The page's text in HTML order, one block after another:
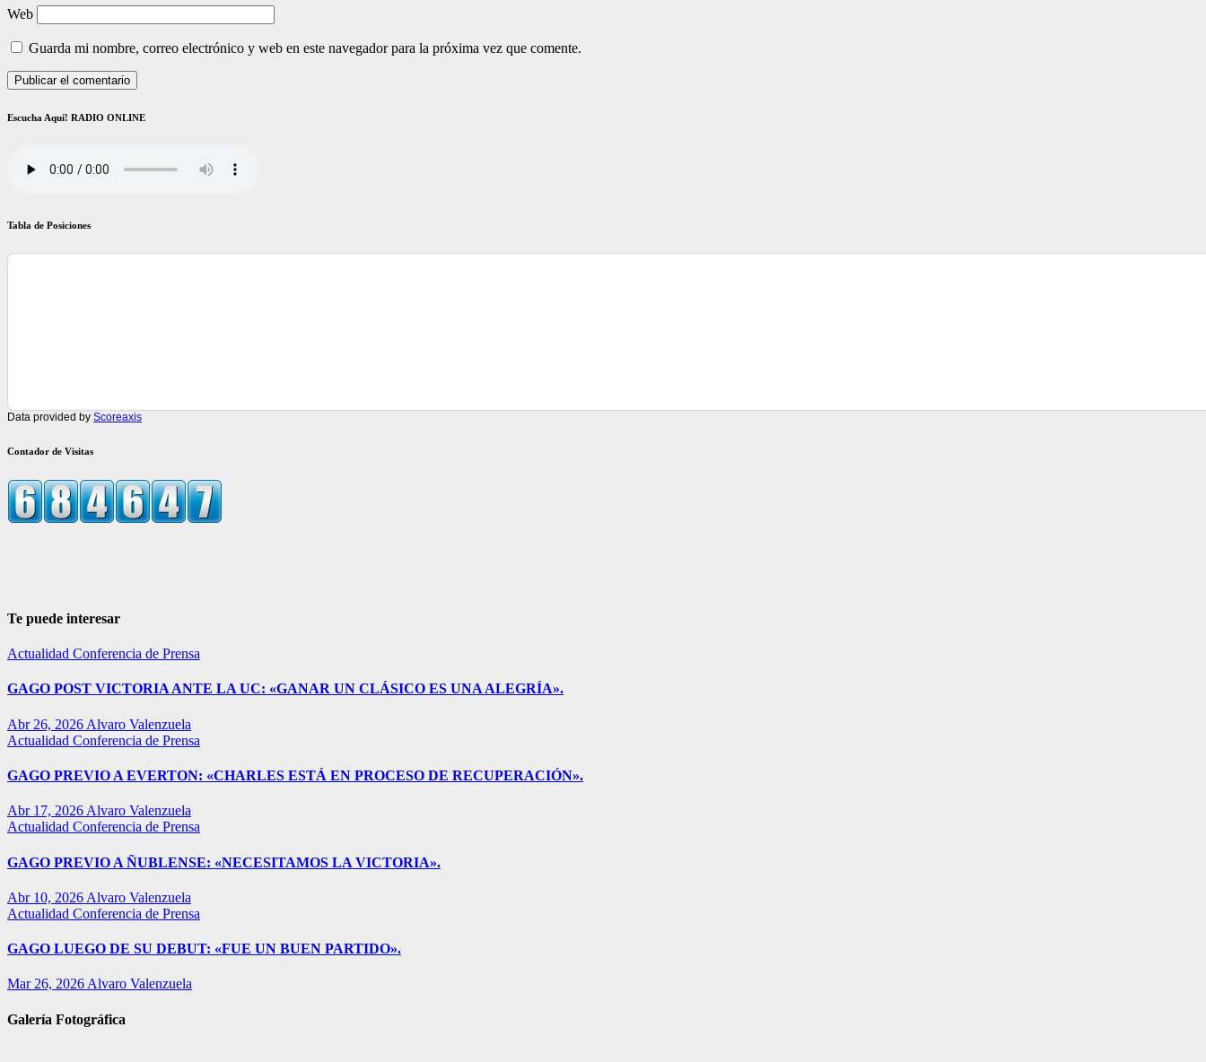
Web
Guarda mi nombre, correo electrónico y web en este navegador para la próxima vez que comente.
Escucha Aquí! RADIO ONLINE
Tabla de Posiciones
Data provided by Scoreaxis
Contador de Visitas
Te puede interesar
Actualidad Conferencia de Prensa
GAGO POST VICTORIA ANTE LA UC: «GANAR UN CLÁSICO ES UNA ALEGRÍA».
Abr 26, 2026 Alvaro Valenzuela
Actualidad Conferencia de Prensa
GAGO PREVIO A EVERTON: «CHARLES ESTÁ EN PROCESO DE RECUPERACIÓN».
Abr 17, 2026 Alvaro Valenzuela
Actualidad Conferencia de Prensa
GAGO PREVIO A ÑUBLENSE: «NECESITAMOS LA VICTORIA».
Abr 10, 2026 Alvaro Valenzuela
Actualidad Conferencia de Prensa
GAGO LUEGO DE SU DEBUT: «FUE UN BUEN PARTIDO».
Mar 26, 2026 Alvaro Valenzuela
Galería Fotográfica